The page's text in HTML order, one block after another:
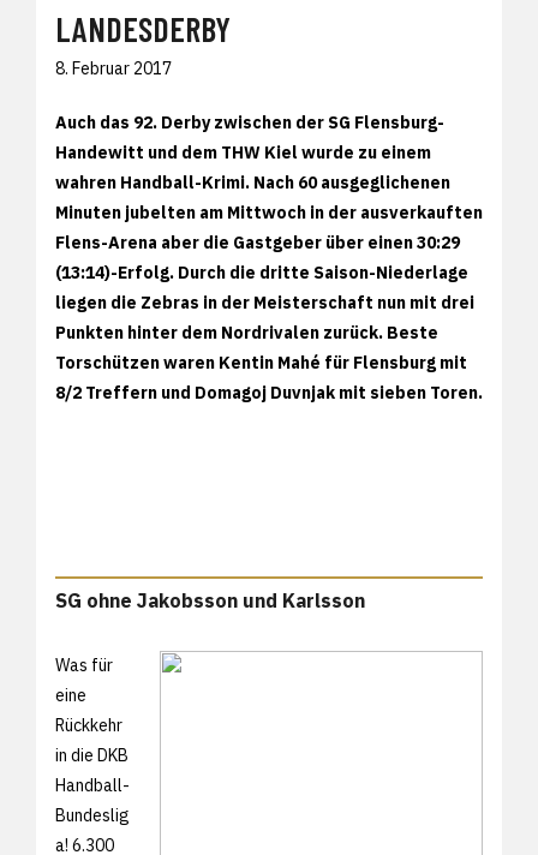
LANDESDERBY
8. Februar 2017
Auch das 92. Derby zwischen der SG Flensburg-
Handewitt und dem THW Kiel wurde zu einem
wahren Handball-Krimi. Nach 60 ausgeglichenen
Minuten jubelten am Mittwoch in der ausverkauften
Flens-Arena aber die Gastgeber über einen 30:29
(13:14)-Erfolg. Durch die dritte Saison-Niederlage
liegen die Zebras in der Meisterschaft nun mit drei
Punkten hinter dem Nordrivalen zurück. Beste
Torschützen waren Kentin Mahé für Flensburg mit
8/2 Treffern und Domagoj Duvnjak mit sieben Toren.
SG ohne Jakobsson und Karlsson
Was für
eine
Rückkehr
in die DKB
Handball-
Bundeslig
a! 6.300